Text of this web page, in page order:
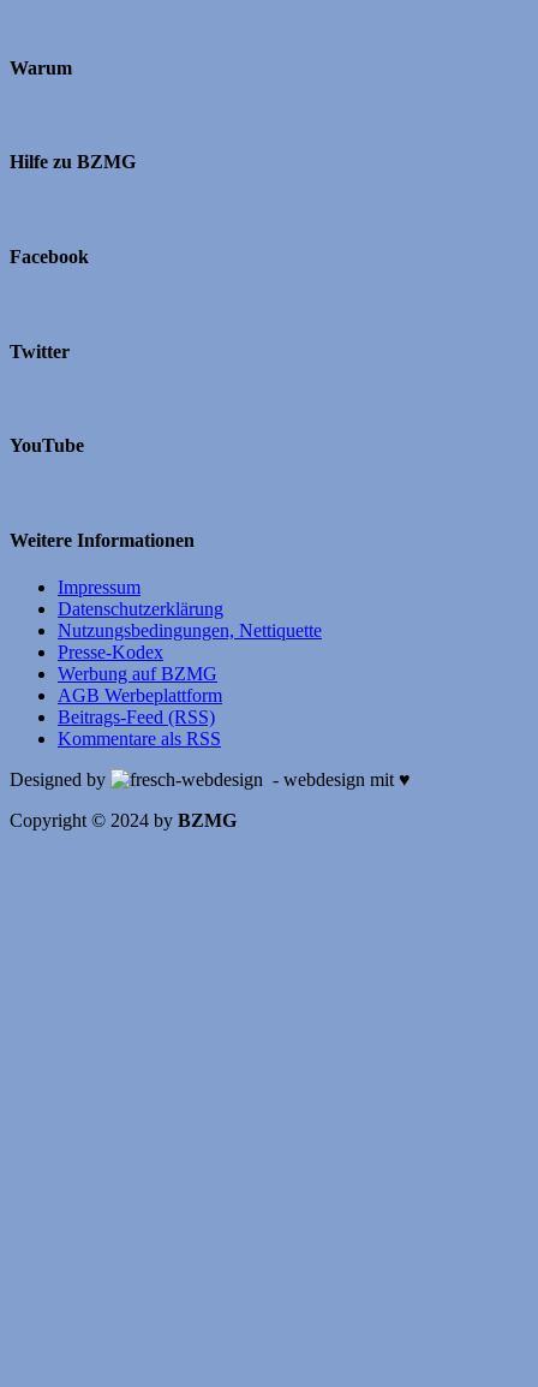
Warum
Hilfe zu BZMG
Facebook
Twitter
YouTube
Weitere Informationen
Impressum
Datenschutzerklärung
Nutzungsbedingungen, Nettiquette
Presse-Kodex
Werbung auf BZMG
AGB Werbeplattform
Beitrags-Feed (RSS)
Kommentare als RSS
Designed by
- webdesign mit ♥
Copyright © 2024 by BZMG